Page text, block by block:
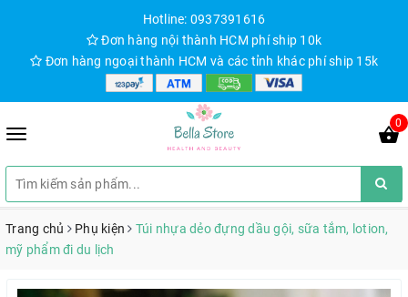
Hotline: 0937391616
Đơn hàng nội thành HCM phí ship 10k
Đơn hàng ngoại thành HCM và các tỉnh khác phí ship 15k
0
Trang chủ Phụ kiện
Túi nhựa dẻo đựng dầu gội, sữa tắm, lotion,
mỹ phẩm đi du lịch